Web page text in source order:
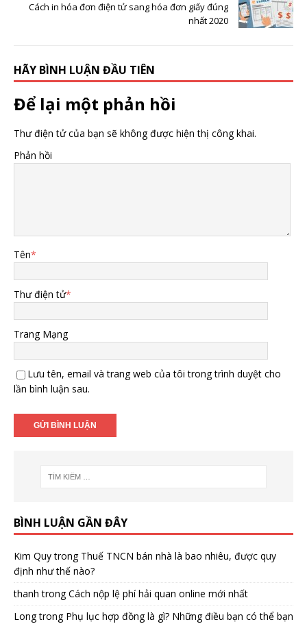
Cách in hóa đơn điện tử sang hóa đơn giấy đúng
nhất 2020
HÃY BÌNH LUẬN ĐẦU TIÊN
Để lại một phản hồi
Thư điện tử của bạn sẽ không được hiện thị công khai.
Phản hồi
Tên*
Thư điện tử*
Trang Mạng
Lưu tên, email và trang web của tôi trong trình duyệt cho
lần bình luận sau.
BÌNH LUẬN GẦN ĐÂY
Kim Quytrong Thuế TNCN bán nhà là bao nhiêu, được quy
định như thế nào?
thanh trongCách nộp lệ phí hải quan online mới nhất
Longtrong Phụ lục hợp đồng là gì? Những điều bạn có thể bạn